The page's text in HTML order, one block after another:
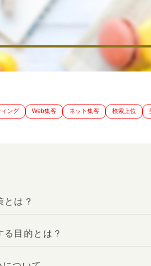
ング Web集客 ネット集客 検索上位
は？
目的とは？